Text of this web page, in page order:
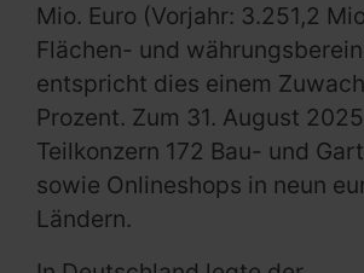
Mio. Euro (Vorjahr: 3.251,2
Flächen- und
entspricht dies einem
Prozent. Zum 31. August
Teilkonzern 172 Bau- und
sowie Onlineshops in neun
Ländern.